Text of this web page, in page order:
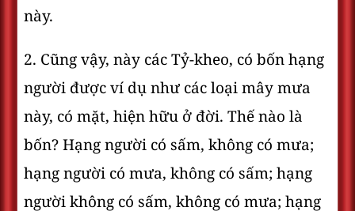
này.
2. Cũng vậy, này các Tỷ-kheo, có bốn hạng
người được ví dụ như các loại mây mưa
này, có mặt, hiện hữu ở đời. Thế nào là
bốn? Hạng người có sấm, không có mưa;
hạng người có mưa, không có sấm; hạng
người không có sấm, không có mưa; hạng